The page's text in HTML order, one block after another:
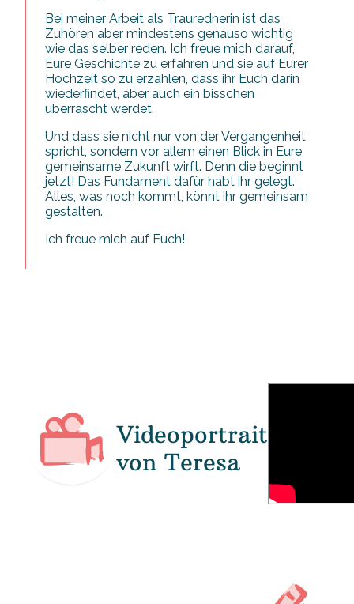
Bei meiner Arbeit als Traurednerin ist das
Zuhören aber mindestens genauso wichtig
wie das selber reden. Ich freue mich darauf,
Eure Geschichte zu erfahren und sie auf Eurer
Hochzeit so zu erzählen, dass ihr Euch darin
wiederfindet, aber auch ein bisschen
überrascht werdet.
Und dass sie nicht nur von der Vergangenheit
spricht, sondern vor allem einen Blick in Eure
gemeinsame Zukunft wirft. Denn die beginnt
jetzt! Das Fundament dafür habt ihr gelegt.
Alles, was noch kommt, könnt ihr gemeinsam
gestalten.
Ich freue mich auf Euch!
Videoportrait
von Teresa